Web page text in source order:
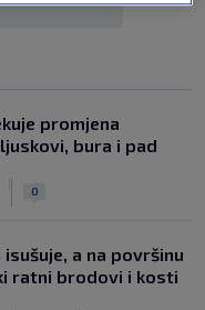
promjena
bura i pad
0
isušuje, a na površinu
ratni brodovi i kosti